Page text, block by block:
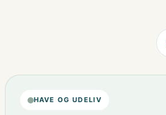
HAVE OG UDELIV